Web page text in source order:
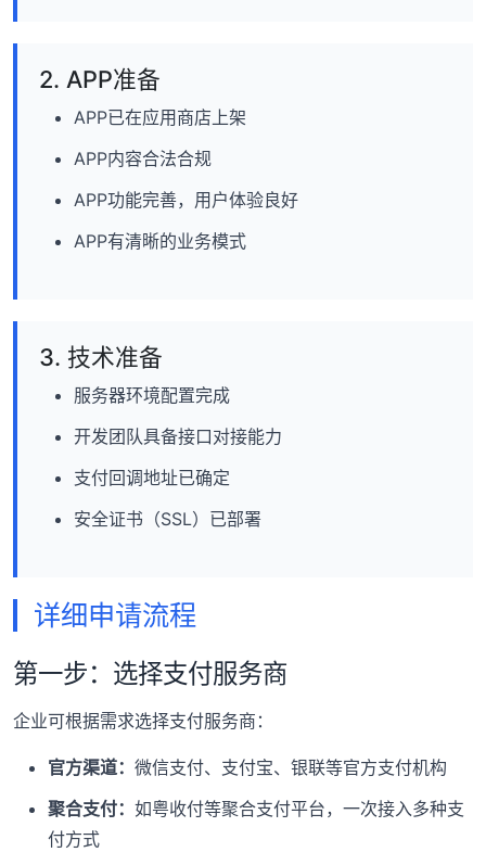
2. APP准备
APP已在应用商店上架
APP内容合法合规
APP功能完善，用户体验良好
APP有清晰的业务模式
3. 技术准备
服务器环境配置完成
开发团队具备接口对接能力
支付回调地址已确定
安全证书（SSL）已部署
详细申请流程
第一步：选择支付服务商
企业可根据需求选择支付服务商：
官方渠道： 微信支付、支付宝、银联等官方支付机构
聚合支付： 如粤收付等聚合支付平台，一次接入多种支
付方式